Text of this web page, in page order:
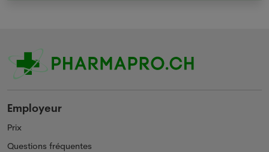
Employeur
Prix
Questions fréquentes